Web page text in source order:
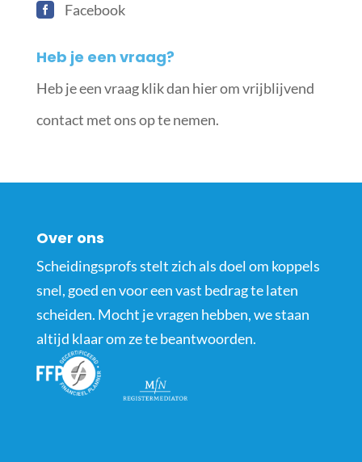
Facebook
Heb je een vraag?
Heb je een vraag klik dan hier om vrijblijvend
contact met ons op te nemen.
Over ons
Scheidingsprofs stelt zich als doel om koppels
snel, goed en voor een vast bedrag te laten
scheiden. Mocht je vragen hebben, we staan
altijd klaar om ze te beantwoorden.